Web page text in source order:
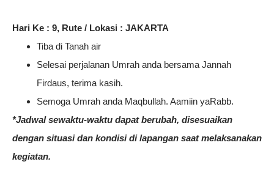
Hari Ke : 9, Rute / Lokasi : JAKARTA
Tiba di Tanah air
Selesai perjalanan Umrah anda bersama Jannah
Firdaus, terima kasih.
Semoga Umrah anda Maqbullah. Aamiin yaRabb.
*Jadwal sewaktu-waktu dapat berubah, disesuaikan
dengan situasi dan kondisi di lapangan saat melaksanakan
kegiatan.